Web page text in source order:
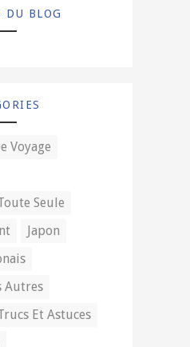
DU BLOG
Voyage
Seule
Japon
Autres
Et Astuces